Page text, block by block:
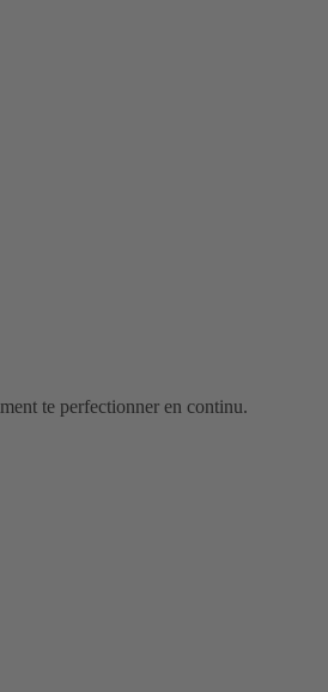
te perfectionner en continu.